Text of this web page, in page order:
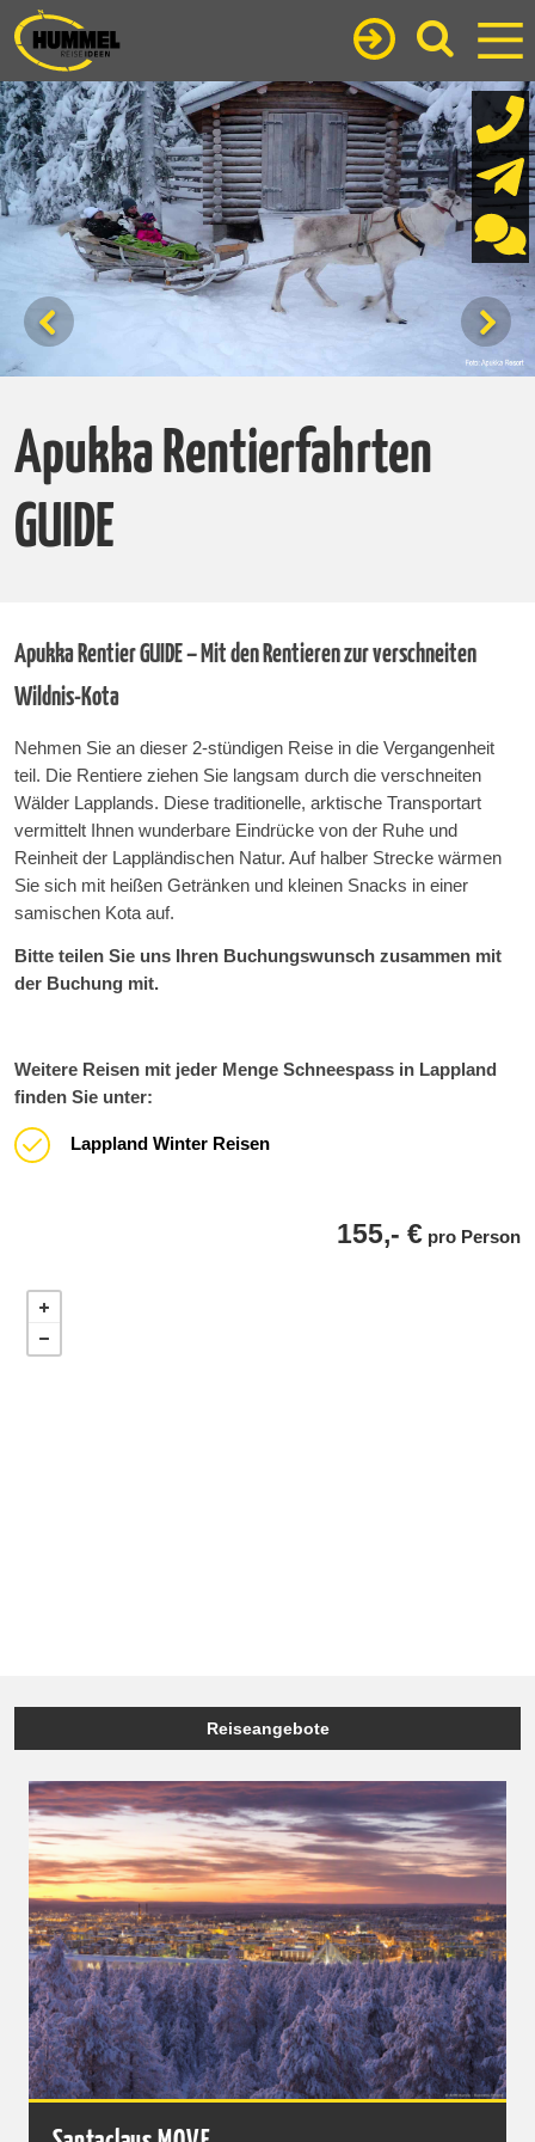
Apukka Rentierfahrten
GUIDE
Apukka Rentier GUIDE – Mit den Rentieren zur verschneiten
Wildnis-Kota
Nehmen Sie an dieser 2-stündigen Reise in die Vergangenheit
teil. Die Rentiere ziehen Sie langsam durch die verschneiten
Wälder Lapplands. Diese traditionelle, arktische Transportart
vermittelt Ihnen wunderbare Eindrücke von der Ruhe und
Reinheit der Lappländischen Natur. Auf halber Strecke wärmen
Sie sich mit heißen Getränken und kleinen Snacks in einer
samischen Kota auf.
Bitte teilen Sie uns Ihren Buchungswunsch zusammen mit
der Buchung mit.
Weitere Reisen mit jeder Menge Schneespass in Lappland
finden Sie unter:
Lappland Winter Reisen
155,- €pro Person
Reiseangebote